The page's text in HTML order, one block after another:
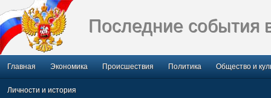
Последние события
Главная Экономика Происшествия Политика Общество и
Личности и история